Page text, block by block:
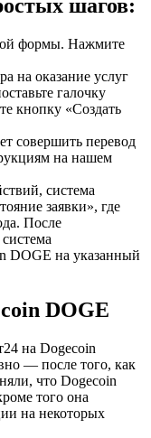
шагов:
формы. Нажмите
на оказание услуг
галочку
кнопку «Создать
совершить перевод
на нашем
система
заявки», где
После
DOGE на указанный
DOGE
на Dogecoin
— после того, как
что Dogecoin
того она
на некоторых